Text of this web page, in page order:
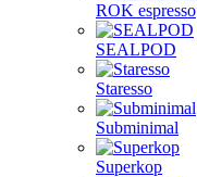
ROK espresso
SEALPOD
Staresso
Subminimal
Superkop